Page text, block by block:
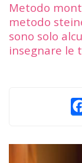
Metodo
metodo
sono solo
insegnare le